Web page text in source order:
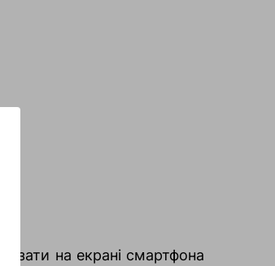
на екрані смартфона